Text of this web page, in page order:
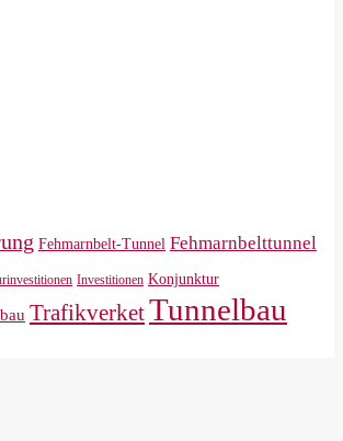
Fehmarnbelt-Tunnel Fehmarnbelttunnel
Investitionen Konjunktur
TrafikverketTunnelbau